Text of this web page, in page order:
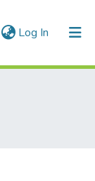
Log In (current)